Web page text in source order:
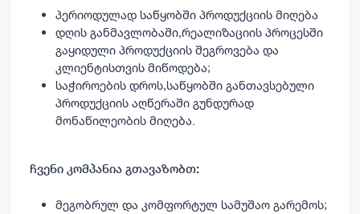
პერიოდულად საწყობში პროდუქციის მიღება
დღის განმავლობაში,რეალიზაციის პროცესში
გაყიდული პროდუქციის შეგროვება და
კლიენტისთვის მიწოდება;
საჭიროების დროს,საწყობში განთავსებული
პროდუქციის აღწერაში გუნდურად
მონაწილეობის მიღება.
ჩვენი კომპანია გთავაზობთ:
მეგობრულ და კომფორტულ სამუშაო გარემოს;